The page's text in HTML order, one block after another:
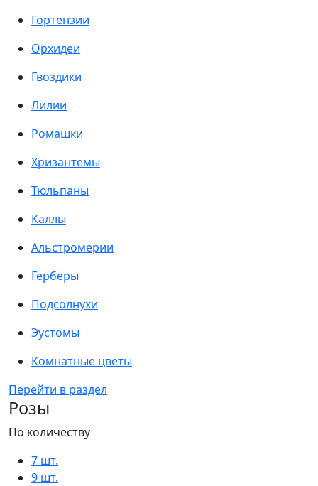
Гортензии
Орхидеи
Гвоздики
Лилии
Ромашки
Хризантемы
Тюльпаны
Каллы
Альстромерии
Герберы
Подсолнухи
Эустомы
Комнатные цветы
Перейти в раздел
Розы
По количеству
7 шт.
9 шт.